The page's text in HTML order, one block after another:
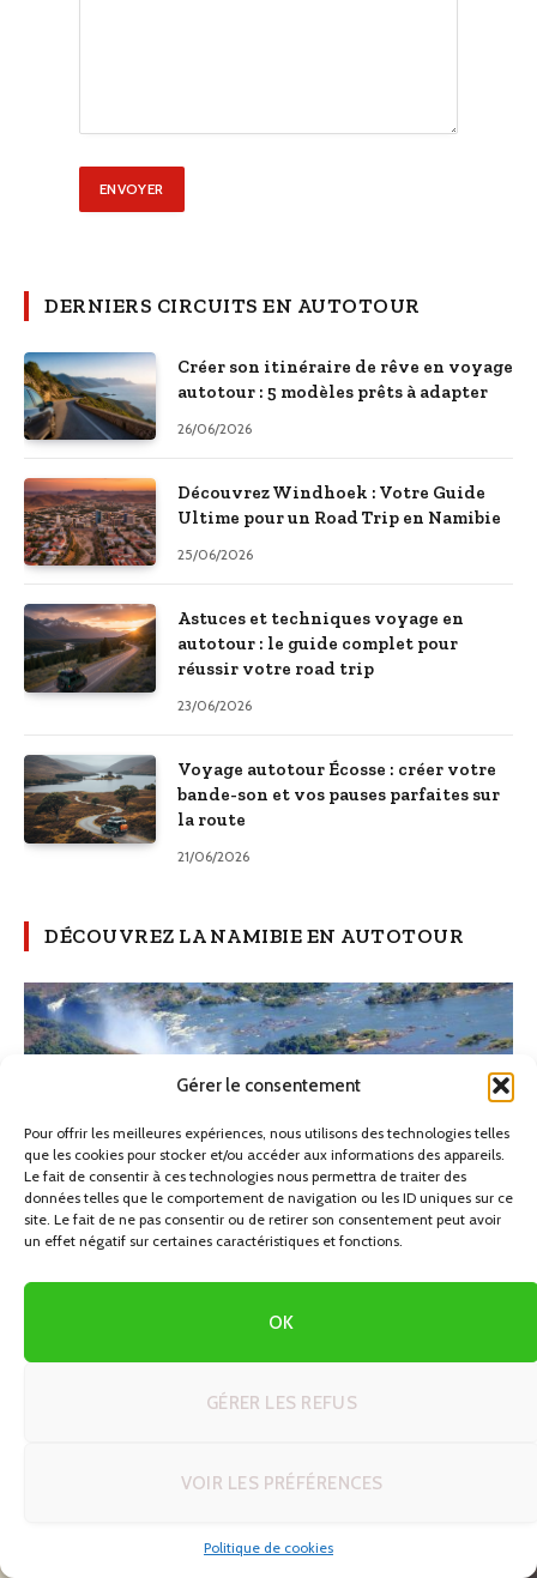
Gérer le consentement
Pour offrir les meilleures expériences, nous utilisons des technologies telles
que les cookies pour stocker et/ou accéder aux informations des appareils.
Le fait de consentir à ces technologies nous permettra de traiter des
données telles que le comportement de navigation ou les ID uniques sur ce
site. Le fait de ne pas consentir ou de retirer son consentement peut avoir
un effet négatif sur certaines caractéristiques et fonctions.
OK
GÉRER LES REFUS
VOIR LES PRÉFÉRENCES
Politique de cookies
DERNIERS CIRCUITS EN AUTOTOUR
Créer son itinéraire de rêve en voyage
autotour : 5 modèles prêts à adapter
26/06/2026
Découvrez Windhoek : Votre Guide
Ultime pour un Road Trip en Namibie
25/06/2026
Astuces et techniques voyage en
autotour : le guide complet pour
réussir votre road trip
23/06/2026
Voyage autotour Écosse : créer votre
bande-son et vos pauses parfaites sur
la route
21/06/2026
DÉCOUVREZ LA NAMIBIE EN AUTOTOUR